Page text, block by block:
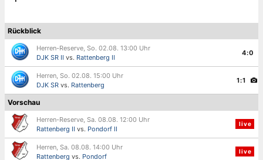
Rückblick
Herren-Reserve, So. 02.08. 13:00 Uhr
DJK SR II vs. Rattenberg II
4:0
Herren, So. 02.08. 15:00 Uhr
DJK SR vs. Rattenberg
1:1
Vorschau
Herren-Reserve, Sa. 08.08. 12:00 Uhr
Rattenberg II vs. Pondorf II
live
Herren, Sa. 08.08. 14:00 Uhr
Rattenberg vs. Pondorf
live